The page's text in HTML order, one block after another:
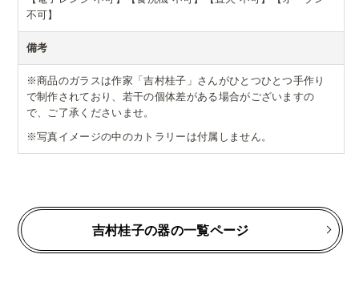
不可】
備考
※商品のガラスは作家「吉村桂子」さんがひとつひとつ手作り
で制作されており、若干の個体差がある場合がございますの
で、ご了承くださいませ。
※写真イメージの中のカトラリーは付属しません。
吉村桂子の器の一覧ページ